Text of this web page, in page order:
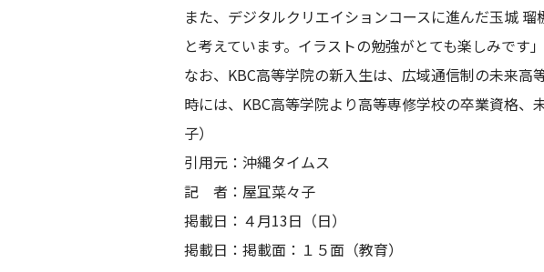
また、デジタルクリエイションコースに進んだ玉城
と考えています。イラストの勉強がとても楽しみです
なお、KBC高等学院の新入生は、広域通信制の未来
時には、KBC高等学院より高等専修学校の卒業資格
子）
引用元：沖縄タイムス
記 者：屋冝菜々子
掲載日：４月13日（日）
掲載日：掲載面：１５面（教育）